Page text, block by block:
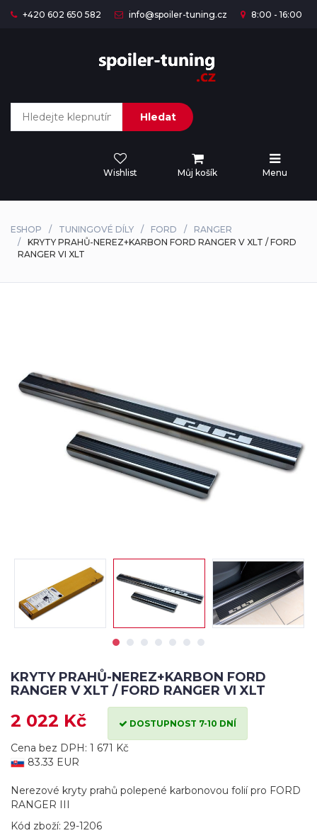
+420 602 650 582 info@spoiler-tuning.cz 8:00 - 16:00
Hledat
Wishlist Můj košík Menu
ESHOP TUNINGOVÉ DÍLY FORD
RANGER
KRYTY PRAHŮ-NEREZ+KARBON FORD RANGER V XLT / FORD
RANGER VI XLT
KRYTY PRAHŮ-NEREZ+KARBON FORD
RANGER V XLT / FORD RANGER VI XLT
2 022 Kč DOSTUPNOST 7-10 DNÍ
Cena bez DPH: 1 671 Kč
83.33 EUR
Nerezové kryty prahů polepené karbonovou folií pro FORD
RANGER III
Kód zboží: 29-1206